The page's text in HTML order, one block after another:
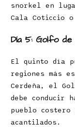
snorkel en
Cala Coticcio o
Día 5: Golfo
El quinto día
regiones más
Cerdeña, el
debe conducir
pueblo costero
acantilados.